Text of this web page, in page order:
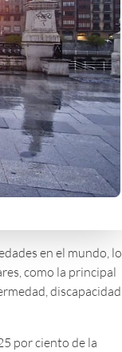
en el mundo,
como la principal
por ciento de la